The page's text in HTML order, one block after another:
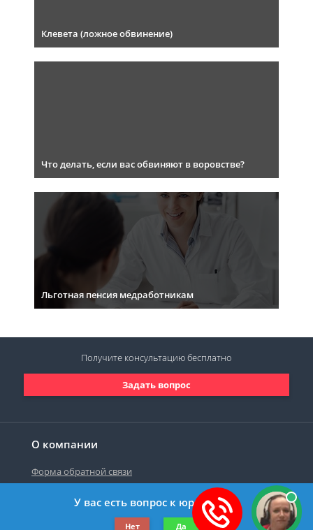
Клевета (ложное обвинение)
Что делать, если вас обвиняют в воровстве?
Льготная пенсия медработникам
О компании
Форма обратной связи
©2019-2026 Все права защищены.
Задать вопрос
Получите консультациюбесплатно
У вас есть вопрос к юристу?
Нет Да